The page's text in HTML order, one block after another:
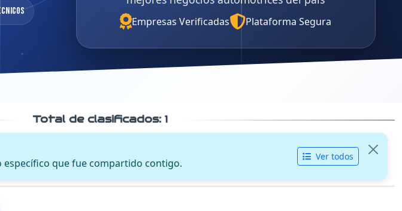
Empresas Verificadas Plataforma Segura
Total de clasificados: 1
específico que fue compartido contigo.
Ver todos